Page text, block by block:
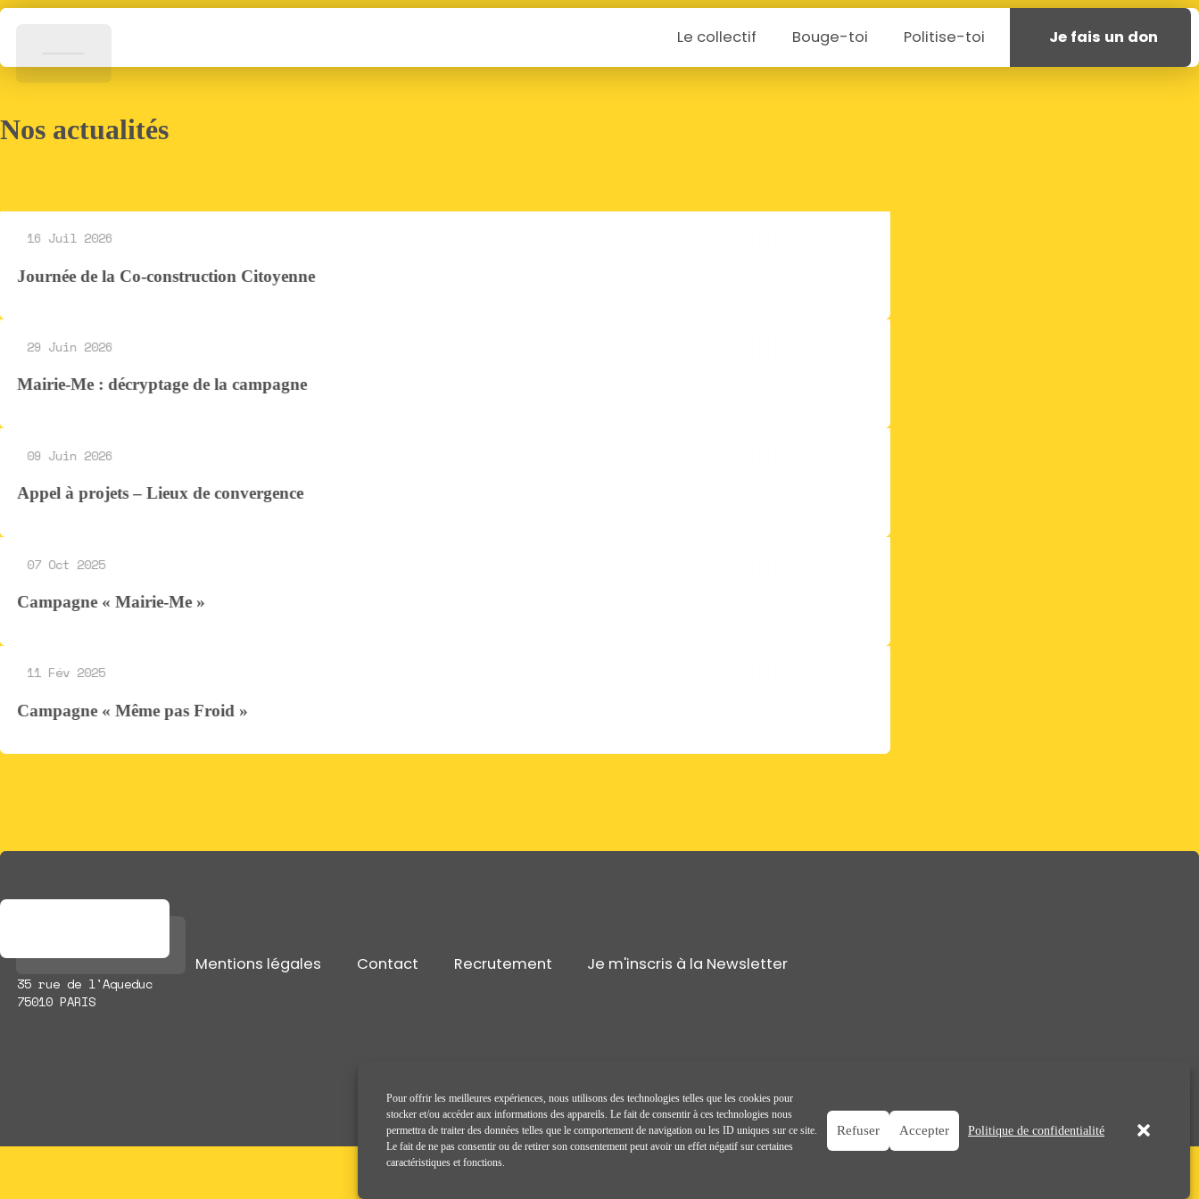
Pour offrir les meilleures expériences, nous utilisons des technologies telles que les cookies pour
stocker et/ou accéder aux informations des appareils. Le fait de consentir à ces technologies nous
permettra de traiter des données telles que le comportement de navigation ou les ID uniques sur ce site.
Le fait de ne pas consentir ou de retirer son consentement peut avoir un effet négatif sur certaines
caractéristiques et fonctions.
Accepter
Refuser Politique de confidentialité
Le collectif Bouge-toi Politise-toi Je fais un don
Nos actualités
16 Juil 2026
Journée de la Co-construction Citoyenne
29 Juin 2026
Mairie-Me : décryptage de la campagne
09 Juin 2026
Appel à projets – Lieux de convergence
07 Oct 2025
Campagne « Mairie-Me »
11 Fév 2025
Campagne « Même pas Froid »
35 rue de l'Aqueduc
75010 PARIS
Mentions légales Contact Recrutement Je m'inscris à la Newsletter